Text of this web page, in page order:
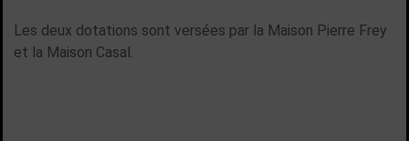
Les deux dotations sont versées par la Maison Pierre Frey
et la Maison Casal.